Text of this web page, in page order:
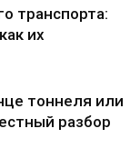
транспорта:
их
тоннеля или
разбор